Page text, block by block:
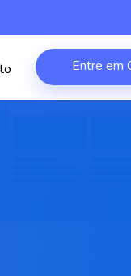
Entre em